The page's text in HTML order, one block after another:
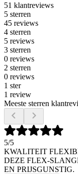
51 klantreviews
5 sterren
45 reviews
4 sterren
5 reviews
3 sterren
0 reviews
2 sterren
0 reviews
1 ster
1 review
Meeste sterren
5/5
KWALITEIT
DEZE FLEX-
EN PRIJSGUNSTIG.